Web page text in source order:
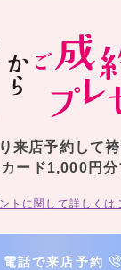
来店予約して
ード1,000円分
トに関して詳しくは
電話で来店予約